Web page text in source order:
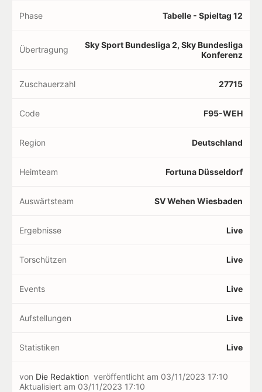
Phase Tabelle - Spieltag 12
Übertragung
Sky Sport Bundesliga 2, Sky Bundesliga
Konferenz
Zuschauerzahl 27715
Code F95-WEH
Region Deutschland
Heimteam Fortuna Düsseldorf
Auswärtsteam SV Wehen Wiesbaden
Ergebnisse Live
Torschützen Live
Events Live
Aufstellungen Live
Statistiken Live
von Die Redaktion veröffentlicht am 03/11/2023 17:10
Aktualisiert am 03/11/2023 17:10